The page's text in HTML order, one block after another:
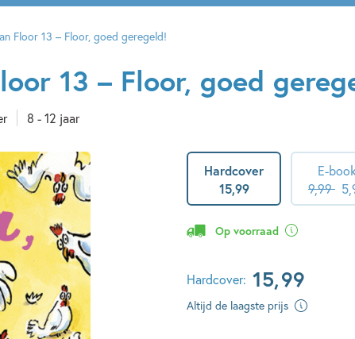
uitgevers
Floor 13 – Floor, goed geregeld!
13 – Floor, goed
8 - 12 jaar
Hardcover
15,99
E-
9,99 5
Op voorraad
Hardcover: 15,99
Altijd de laagste prijs